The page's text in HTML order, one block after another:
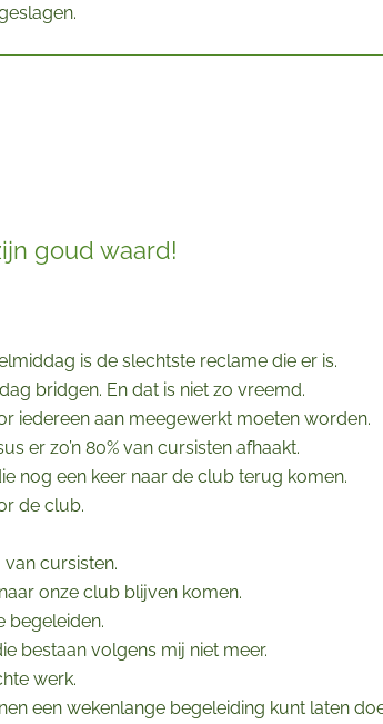
goud waard!
is de slechtste reclame die er is.
bridgen. En dat is niet zo vreemd.
iedereen aan meegewerkt moeten worden.
er zo’n 80% van cursisten afhaakt.
nog een keer naar de club terug komen.
de club.
cursisten.
onze club blijven komen.
begeleiden.
bestaan volgens mij niet meer.
werk.
een wekenlange begeleiding kunt laten